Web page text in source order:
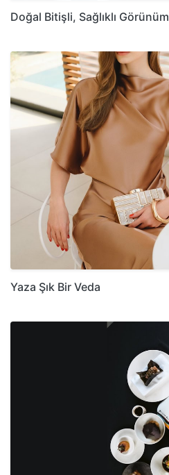
Doğal Bitişli, Sağlıklı Görünüm
Yaza Şık Bir Veda